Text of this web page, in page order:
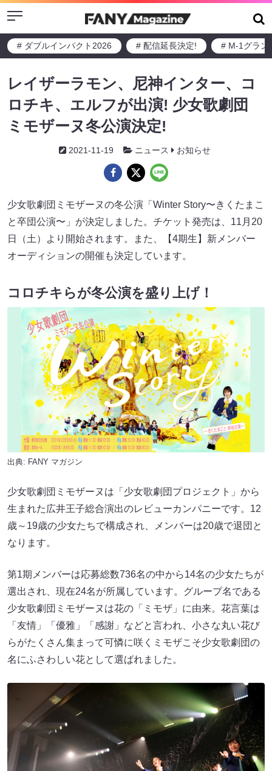
Menu
# ダブルインパクト2026 # 配信延長決定! # M-1グラン
レイザーラモン、尼神インター、コ
ロチキ、エルフが出演! 少女歌劇団
ミモザーヌ冬公演決定!
2021-11-19 ニュース お知らせ
少女歌劇団ミモザーヌの冬公演「Winter Story〜きくたまこ
と卒団公演〜」が決定しました。チケット発売は、11月20
日（土）より開始されます。また、【4期生】新メンバー
オーディションの開催も決定しています。
コロチキらが冬公演を盛り上げ！
出典: FANY マガジン
少女歌劇団ミモザーヌは「少女歌劇団プロジェクト」から
生まれた広井王子総合演出のレビューカンパニーです。12
歳～19歳の少女たちで構成され、メンバーは20歳で退団と
なります。
第1期メンバーは応募総数736名の中から14名の少女たちが
選出され、現在24名が所属しています。グループ名である
少女歌劇団ミモザーヌは花の「ミモザ」に由来。花言葉は
「友情」「優雅」「感謝」などと言われ、小さな丸い花び
らがたくさん集まって可憐に咲くミモザこそ少女歌劇団の
名にふさわしい花として選ばれました。